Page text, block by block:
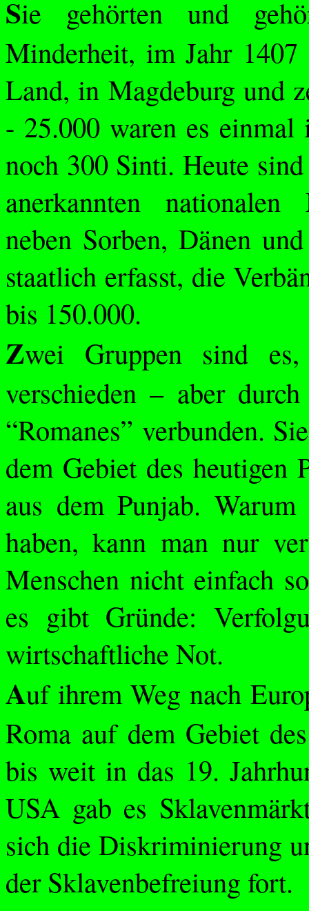
Sie gehörten und
Minderheit, im Jahr 1407
Land, in Magdeburg und
- 25.000 waren es
noch 300 Sinti. Heute
anerkannten
neben Sorben, Dänen
staatlich erfasst, die
bis 150.000.
Zwei Gruppen sind
verschieden – aber
“Romanes” verbunden.
dem Gebiet des heutigen
aus dem Punjab.
haben, kann man nur
Menschen nicht einfach
es gibt Gründe:
wirtschaftliche Not.
Auf ihrem Weg nach
Roma auf dem Gebiet
bis weit in das 19.
USA gab es
sich die Diskriminierung
der Sklavenbefreiung fort.